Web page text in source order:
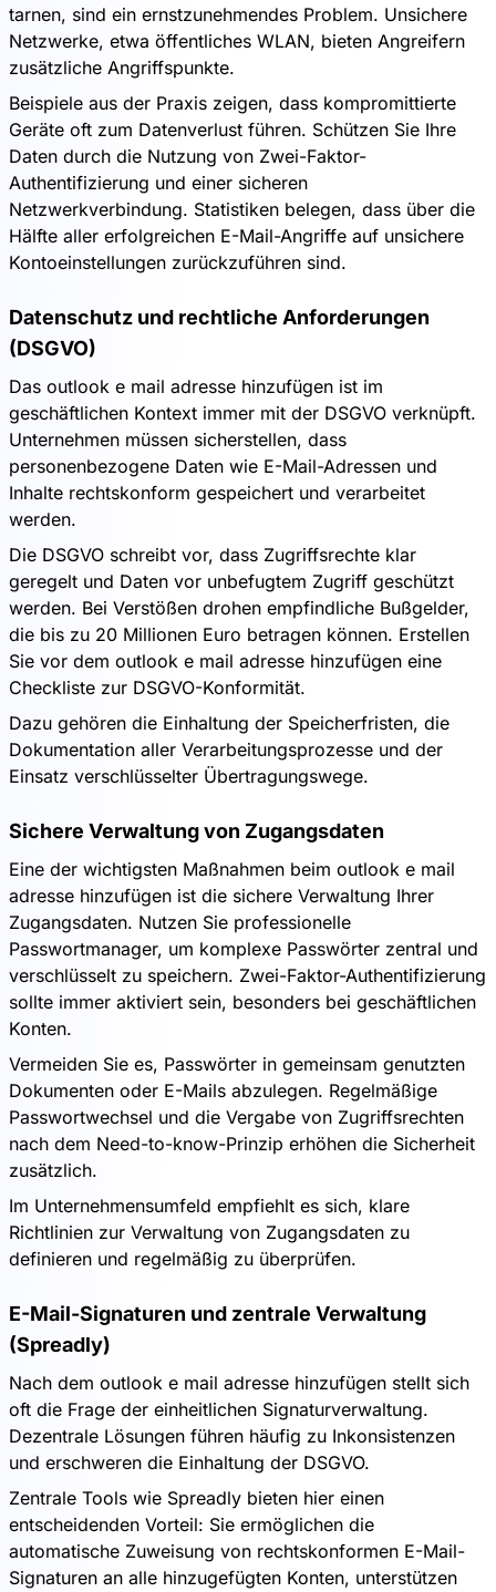
tarnen, sind ein ernstzunehmendes Problem. Unsichere
Netzwerke, etwa öffentliches WLAN, bieten Angreifern
zusätzliche Angriffspunkte.
Beispiele aus der Praxis zeigen, dass kompromittierte
Geräte oft zum Datenverlust führen. Schützen Sie Ihre
Daten durch die Nutzung von Zwei-Faktor-
Authentifizierung und einer sicheren
Netzwerkverbindung. Statistiken belegen, dass über die
Hälfte aller erfolgreichen E-Mail-Angriffe auf unsichere
Kontoeinstellungen zurückzuführen sind.
Datenschutz und rechtliche Anforderungen
(DSGVO)
Das outlook e mail adresse hinzufügen ist im
geschäftlichen Kontext immer mit der DSGVO verknüpft.
Unternehmen müssen sicherstellen, dass
personenbezogene Daten wie E-Mail-Adressen und
Inhalte rechtskonform gespeichert und verarbeitet
werden.
Die DSGVO schreibt vor, dass Zugriffsrechte klar
geregelt und Daten vor unbefugtem Zugriff geschützt
werden. Bei Verstößen drohen empfindliche Bußgelder,
die bis zu 20 Millionen Euro betragen können. Erstellen
Sie vor dem outlook e mail adresse hinzufügen eine
Checkliste zur DSGVO-Konformität.
Dazu gehören die Einhaltung der Speicherfristen, die
Dokumentation aller Verarbeitungsprozesse und der
Einsatz verschlüsselter Übertragungswege.
Sichere Verwaltung von Zugangsdaten
Eine der wichtigsten Maßnahmen beim outlook e mail
adresse hinzufügen ist die sichere Verwaltung Ihrer
Zugangsdaten. Nutzen Sie professionelle
Passwortmanager, um komplexe Passwörter zentral und
verschlüsselt zu speichern. Zwei-Faktor-Authentifizierung
sollte immer aktiviert sein, besonders bei geschäftlichen
Konten.
Vermeiden Sie es, Passwörter in gemeinsam genutzten
Dokumenten oder E-Mails abzulegen. Regelmäßige
Passwortwechsel und die Vergabe von Zugriffsrechten
nach dem Need-to-know-Prinzip erhöhen die Sicherheit
zusätzlich.
Im Unternehmensumfeld empfiehlt es sich, klare
Richtlinien zur Verwaltung von Zugangsdaten zu
definieren und regelmäßig zu überprüfen.
E-Mail-Signaturen und zentrale Verwaltung
(Spreadly)
Nach dem outlook e mail adresse hinzufügen stellt sich
oft die Frage der einheitlichen Signaturverwaltung.
Dezentrale Lösungen führen häufig zu Inkonsistenzen
und erschweren die Einhaltung der DSGVO.
Zentrale Tools wie Spreadly bieten hier einen
entscheidenden Vorteil: Sie ermöglichen die
automatische Zuweisung von rechtskonformen E-Mail-
Signaturen an alle hinzugefügten Konten, unterstützen